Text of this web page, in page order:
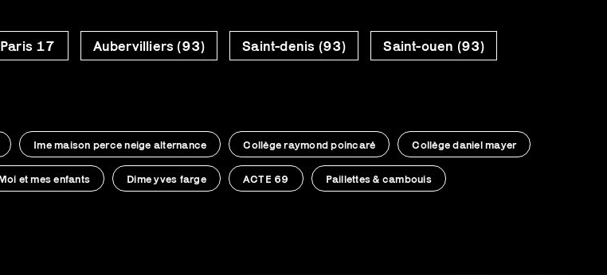
Paris 17 Aubervilliers (93) Saint-denis (93) Saint-ouen (93)
Ime maison perce neige alternance Collège raymond poincaré Collège daniel mayer
et mes enfants Dime yves farge ACTE 69 Paillettes & cambouis